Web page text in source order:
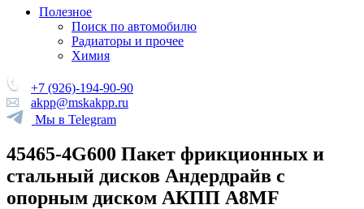
Полезное
Поиск по автомобилю
Радиаторы и прочее
Химия
+7 (926)-194-90-90
akpp@mskakpp.ru
Мы в Telegram
45465-4G600 Пакет фрикционных и
стальный дисков Андердрайв с
опорным диском АКПП A8MF